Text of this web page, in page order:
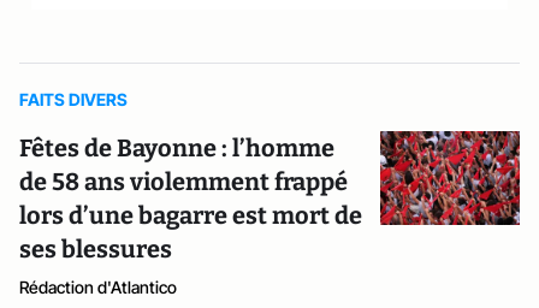
FAITS DIVERS
Fêtes de Bayonne : l’homme
de 58 ans violemment frappé
lors d’une bagarre est mort de
ses blessures
Rédaction d'Atlantico